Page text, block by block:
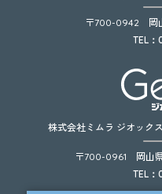
〒700-0942 岡
TEL：
株式会社ミムラ ジオックス
〒700-0961 岡山
TEL：